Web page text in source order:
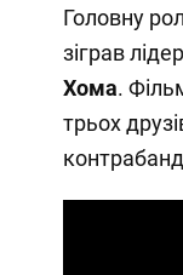
Головну
зіграв
Хома.
трьох